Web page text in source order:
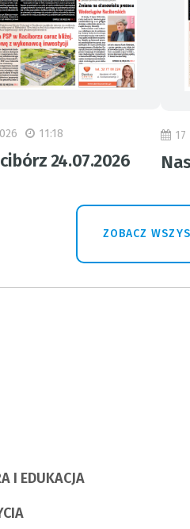
11:18
24.07.2026
17
ZOBACZ
I EDUKACJA